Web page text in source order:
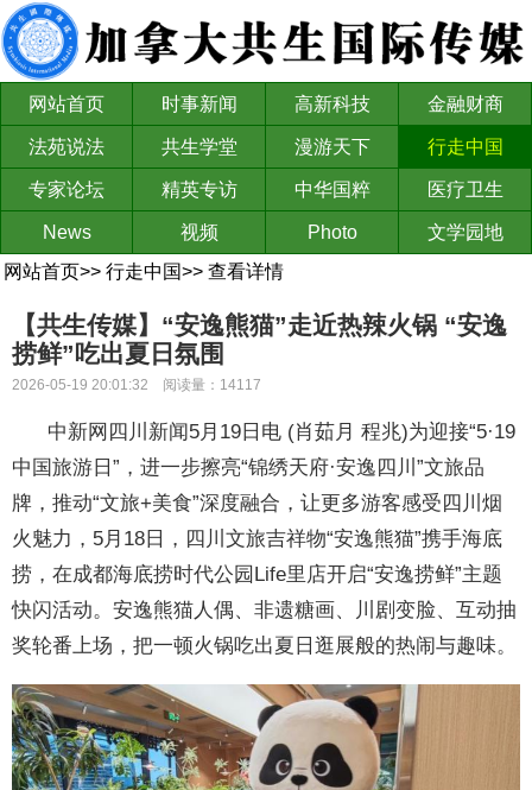
网站首页 时事新闻 高新科技 金融财商
法苑说法 共生学堂 漫游天下 行走中国
专家论坛 精英专访 中华国粹 医疗卫生
News 视频 Photo
文学园地
网站首页>> 行走中国>> 查看详情
【共生传媒】“安逸熊猫”走近热辣火锅 “安逸
捞鲜”吃出夏日氛围
2026-05-19 20:01:32 阅读量：14117
中新网四川新闻5月19日电 (肖茹月 程兆)为迎接“5·19
中国旅游日”，进一步擦亮“锦绣天府·安逸四川”文旅品
牌，推动“文旅+美食”深度融合，让更多游客感受四川烟
火魅力，5月18日，四川文旅吉祥物“安逸熊猫”携手海底
捞，在成都海底捞时代公园Life里店开启“安逸捞鲜”主题
快闪活动。安逸熊猫人偶、非遗糖画、川剧变脸、互动抽
奖轮番上场，把一顿火锅吃出夏日逛展般的热闹与趣味。